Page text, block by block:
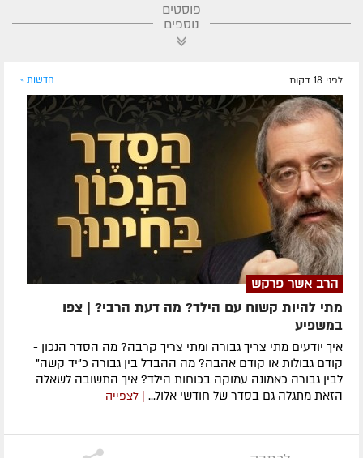
פוסטים
נוספים
לפני 18 דקות חדשות »
הרב אשר פרקש
מתי להיות קשוח עם הילד? מה דעת הרבי? | צפו
במשפיע
איך יודעים מתי צריך גבורה ומתי צריך קרבה? מה הסדר הנכון -
קודם גבולות או קודם אהבה? מה ההבדל בין גבורה כ"יד קשה"
לבין גבורה כאמונה עמוקה בכוחות הילד? איך התשובה לשאלה
הזאת מתגלה גם בסדר של חודשי אלול... | לצפייה